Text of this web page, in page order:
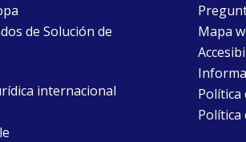
de Solución de
internacional
Mapa
Política
Política